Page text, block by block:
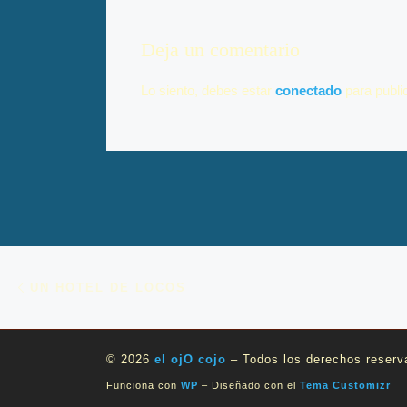
Deja un comentario
Lo siento, debes estar conectadopara
UN HOTEL DE LOCOS
© 2026 el ojO cojo – Todos los derechos
Funciona con WP – Diseñado con el Tema Customizr